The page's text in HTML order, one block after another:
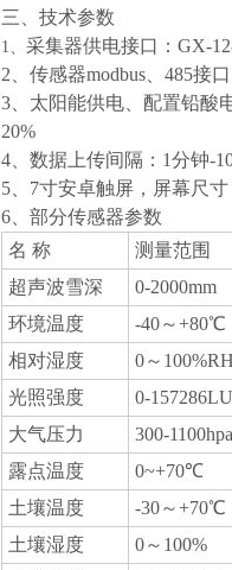
三、技术参数
1、 采集器供电接口：GX-
2、传感器modbus、485接
3、太阳能供电、配置铅酸
20%
4、数据上传间隔：1分钟-
5、7寸安卓触屏，屏幕尺寸
6、部分传感器参数
名 称
测量范围
超声波雪深
0-2000mm
环境温度
-40～+80℃
相对湿度
0～100%RH
光照强度
0-
大气压力
300-1100hpa
露点温度
0~+70℃
土壤温度
-30～+70℃
土壤湿度
0～100%